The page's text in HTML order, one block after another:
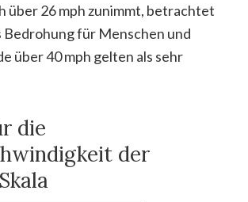
über 26 mph zunimmt, betrachtet
Bedrohung für Menschen und
über 40 mph gelten als sehr
die
der